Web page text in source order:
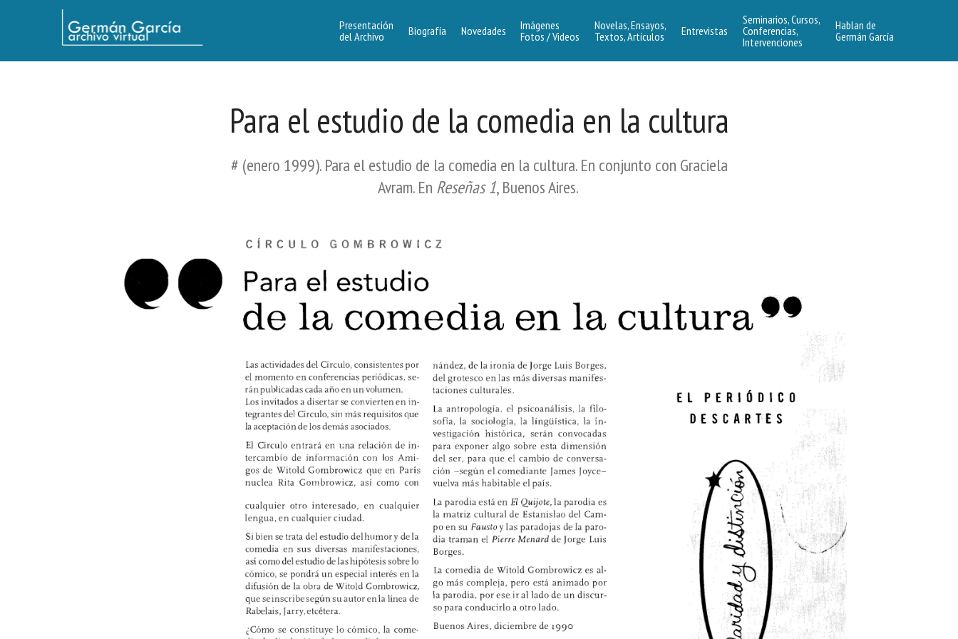
Germán García - Archivo Virtual / Centro Descartes, Buenos Aires
Presentación
del Archivo
Biografía Novedades
Imágenes
Fotos / Videos
Novelas, Ensayos,
Textos, Artículos
Entrevistas
Seminarios, Cursos,
Conferencias,
Intervenciones
Hablan de
Germán García
Para el estudio de la comedia en la cultura
# (enero 1999). Para el estudio de la comedia en la cultura. En conjunto con Graciela
Avram. En Reseñas 1, Buenos Aires.